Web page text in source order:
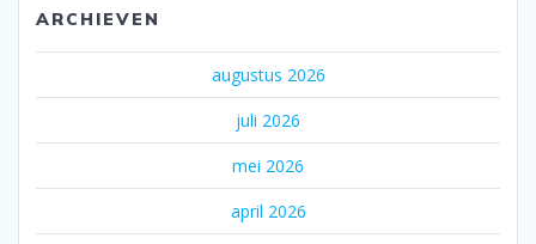
ARCHIEVEN
augustus 2026
juli 2026
mei 2026
april 2026